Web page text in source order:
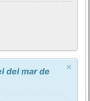
×
del mar de